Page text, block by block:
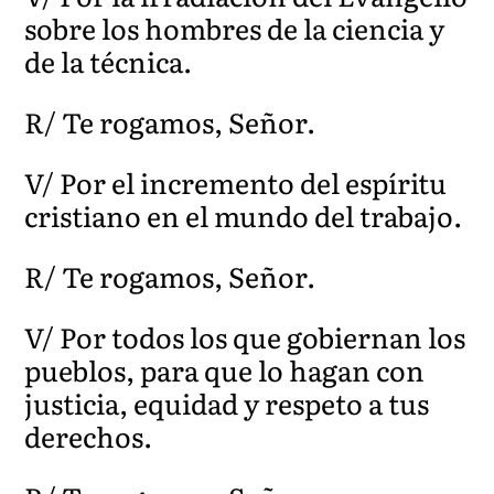
sobre los hombres de la ciencia y
de la técnica.
R/ Te rogamos, Señor.
V/ Por el incremento del espíritu
cristiano en el mundo del trabajo.
R/ Te rogamos, Señor.
V/ Por todos los que gobiernan los
pueblos, para que lo hagan con
justicia, equidad y respeto a tus
derechos.